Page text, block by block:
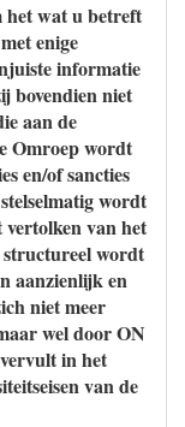
het wat u betreft
enige
informatie
bovendien niet
aan de
Omroep wordt
en/of sancties
wordt
vertolken van het
structureel wordt
aanzienlijk en
niet meer
wel door ON
in het
van de